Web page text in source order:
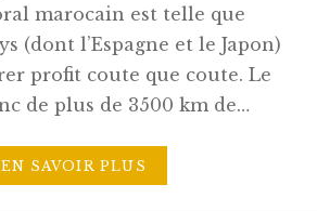
marocain est telle que
(dont l’Espagne et le Japon)
profit coute que coute. Le
de plus de 3500 km de…
EN SAVOIR PLUS